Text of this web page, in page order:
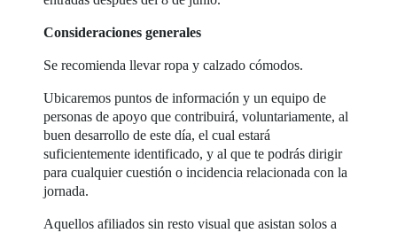
Consideraciones generales
Se recomienda llevar ropa y calzado cómodos.
Ubicaremos puntos de información y un equipo de
personas de apoyo que contribuirá, voluntariamente, al
buen desarrollo de este día, el cual estará
suficientemente identificado, y al que te podrás dirigir
para cualquier cuestión o incidencia relacionada con la
jornada.
Aquellos afiliados sin resto visual que asistan solos a